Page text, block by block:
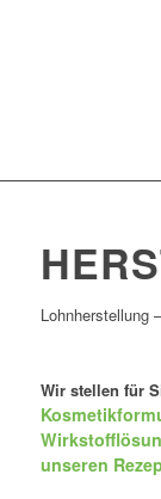
Lohnherstellung
Wir stellen für
unseren